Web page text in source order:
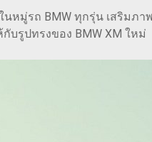
นหมู่รถ BMW ทุกรุ่น เสริมภ
บรูปทรงของ BMW XM ใหม่